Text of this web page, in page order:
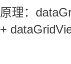
原理：
+